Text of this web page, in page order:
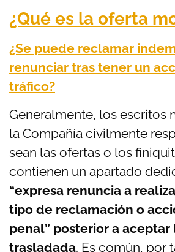
¿Qué es la oferta
¿Se puede reclamar
renunciar tras tener un
tráfico?
Generalmente, los escritos
la Compañía civilmente
sean las ofertas o los
contienen un apartado
“expresa renuncia a
tipo de reclamación o
penal” posterior a
trasladada. Es común, por